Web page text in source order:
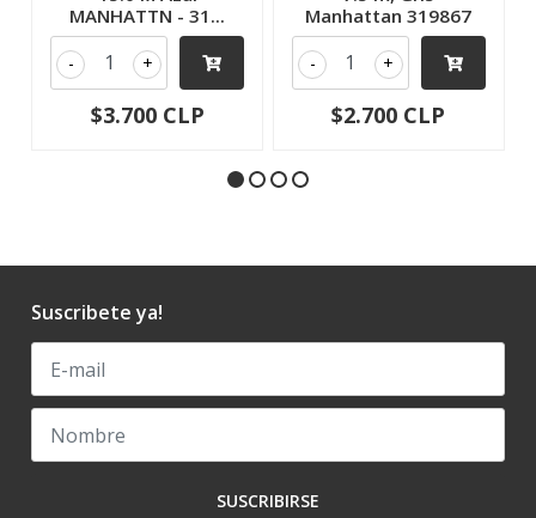
MANHATTN - 31...
+
-
$3.700 CLP
Manhattan 319867
+
-
$2.700 CLP
Suscribete ya!
SUSCRIBIRSE